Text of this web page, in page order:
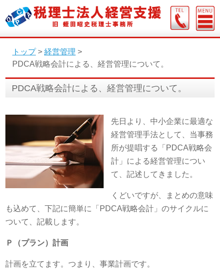
トップ> 経営管理 >
PDCA戦略会計による、経営管理について。
PDCA戦略会計による、経営管理について。
先日より、中小企業に最適な
経営管理手法として、当事務
所が提唱する「PDCA戦略会
計」による経営管理につい
て、記述してきました。
くどいですが、まとめの意味
も込めて、下記に簡単に「PDCA戦略会計」のサイクルに
ついて、記載します。
Ｐ（プラン）計画
計画を立てます。つまり、事業計画です。